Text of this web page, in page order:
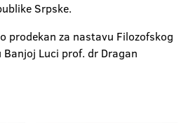
Srpske.
prodekan za nastavu Filozofskog
Luci prof. dr Dragan